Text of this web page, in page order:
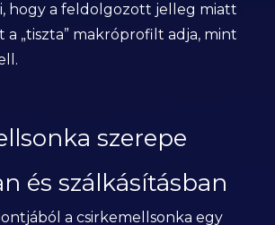
hogy a feldolgozott jelleg miatt
a „tiszta” makróprofilt adja, mint
szerepe
és szálkásításban
a csirkemellsonka egy